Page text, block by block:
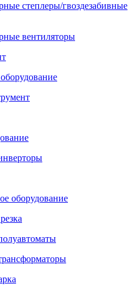
степлеры/гвоздезабивные
вентиляторы
оборудование